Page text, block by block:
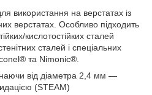
використання на верстатах із
верстатах. Особливо підходить
кислотостійких сталей
сталей і спеціальних
та Nimonic®.
від діаметра 2,4 мм —
(STEAM)